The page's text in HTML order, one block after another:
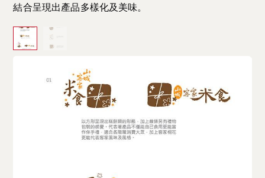
結合呈現出產品多樣化及美味。